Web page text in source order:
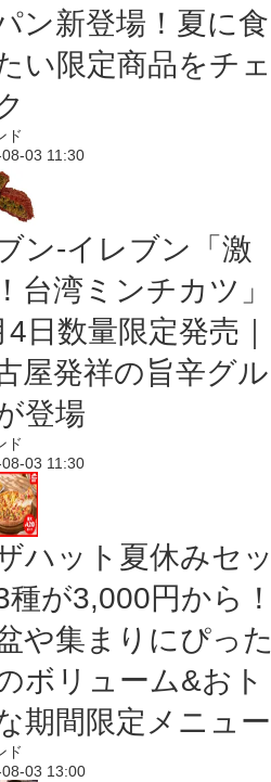
ン新登場！夏に食
い限定商品をチェ
ド
03 11:30
ン-イレブン「激
台湾ミンチカツ」
4日数量限定発売｜
屋発祥の旨辛グル
登場
ド
03 11:30
ハット夏休みセッ
種が3,000円から！
や集まりにぴった
ボリューム&おト
期間限定メニュー
ド
03 13:00